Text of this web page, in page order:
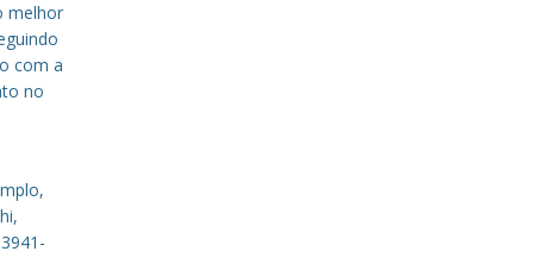
melhor
com a
no